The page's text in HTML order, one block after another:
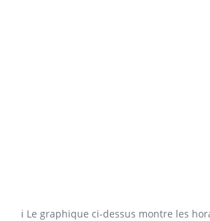
ℹ️ Le graphique ci-dessus montre les